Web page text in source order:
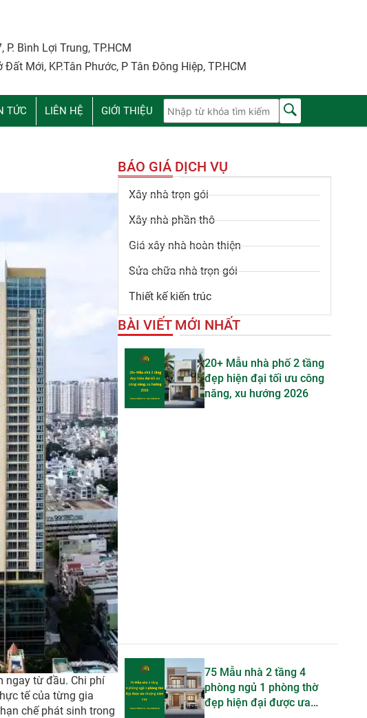
Bình Lợi Trung, TP.HCM
Mới, KP.Tân Phước, P Tân Đông Hiệp, TP.HCM
TỨC LIÊN HỆ GIỚI THIỆU
ngay từ đầu. Chi phí
tế của từng gia
chế phát sinh trong
BÁO GIÁ DỊCH VỤ
Xây nhà trọn gói
Xây nhà phần thô
Giá xây nhà hoàn thiện
Sửa chữa nhà trọn gói
Thiết kế kiến trúc
BÀI VIẾT MỚI NHẤT
20+ Mẫu nhà phố 2 tầng
đẹp hiện đại tối ưu công
năng, xu hướng 2026
75 Mẫu nhà 2 tầng 4
phòng ngủ 1 phòng thờ
đẹp hiện đại được ưa